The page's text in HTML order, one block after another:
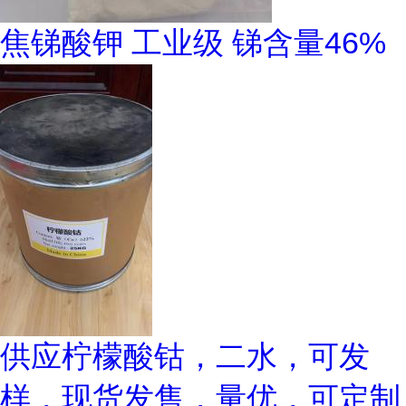
焦锑酸钾 工业级 锑含量46%
供应柠檬酸钴，二水，可发
样，现货发售，量优，可定制